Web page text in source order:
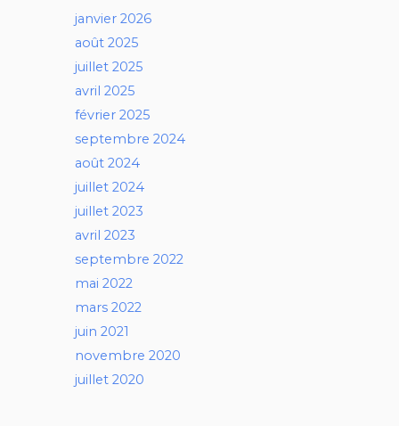
janvier 2026
août 2025
juillet 2025
avril 2025
février 2025
septembre 2024
août 2024
juillet 2024
juillet 2023
avril 2023
septembre 2022
mai 2022
mars 2022
juin 2021
novembre 2020
juillet 2020